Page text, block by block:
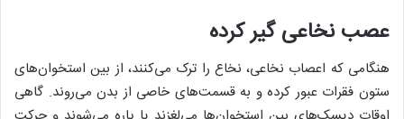
عصب نخاعی گیر کرده
هنگامی که اعصاب نخاعی، نخاع را ترک می‌کنند، از بین استخوان‌های
ستون فقرات عبور کرده و به قسمت‌های خاصی از بدن می‌روند. گاهی